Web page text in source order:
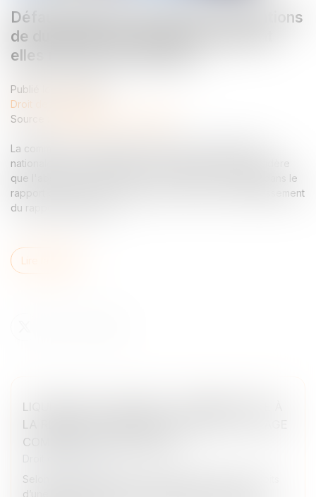
Défaut d'établissement des informations
de durabilité : les sociétés encourent
elles une sanction pénale ?
Publié le :
Droit des sociétés
Source :
La commission des études juridiques de la Compagnie
nationale des commissaires aux comptes (CNCC) considère
que l'absence d'informations en matière de durabilité dans le
rapport de gestion n'équivaut pas à l'absence d'établissement
du rapport de gestion...
Lire la suite
LIQUIDATION JUDICIAIRE : L’INDEMNITÉ LIÉE À
LA RÉSIDENCE PRINCIPALE ÉCHAPPE AU GAGE
COMMUN DES CRÉANCIERS
Selon l’article L.526-1 du Code de commerce, les droits
d’une personne physique immatriculée au registre